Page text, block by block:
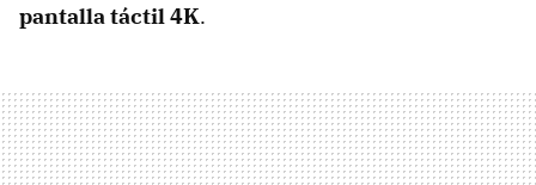
pantalla táctil 4K.